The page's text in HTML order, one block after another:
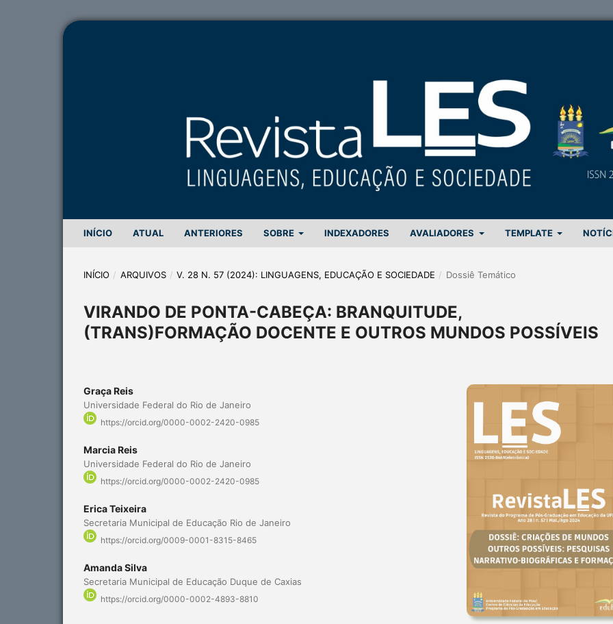
INÍCIO ATUAL ANTERIORES SOBRE INDEXADORES AVALIADORES TEMPLATE
INÍCIO / ARQUIVOS / V. 28 N. 57 (2024): LINGUAGENS, EDUCAÇÃO E SOCIEDADE / Dossiê Temático
VIRANDO DE PONTA-CABEÇA: BRANQUITUDE,
(TRANS)FORMAÇÃO DOCENTE E OUTROS MUNDOS POSSÍVEIS
Graça Reis
Universidade Federal do Rio de Janeiro
https://orcid.org/0000-0002-2420-0985
Marcia Reis
Universidade Federal do Rio de Janeiro
https://orcid.org/0000-0002-2420-0985
Erica Teixeira
Secretaria Municipal de Educação Rio de Janeiro
https://orcid.org/0009-0001-8315-8465
Amanda Silva
Secretaria Municipal de Educação Duque de Caxias
https://orcid.org/0000-0002-4893-8810